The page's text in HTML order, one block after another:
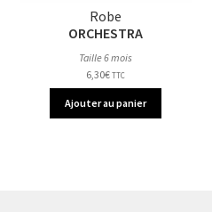
Robe
ORCHESTRA
Taille 6 mois
6,30€ TTC
Ajouter au panier